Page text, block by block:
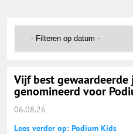
Vacaturewijzer
Vijf best
genomineerd voor
06.08.26
Lees verder op: Podium Kids